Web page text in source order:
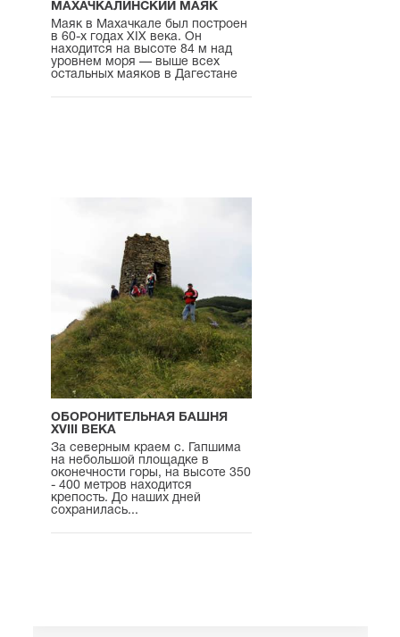
МАХАЧКАЛИНСКИЙ МАЯК
Маяк в Махачкале был построен
в 60-х годах XIX века. Он
находится на высоте 84 м над
уровнем моря — выше всех
остальных маяков в Дагестане
ОБОРОНИТЕЛЬНАЯ БАШНЯ
XVIII ВЕКА
За северным краем с. Гапшима
на небольшой площадке в
оконечности горы, на высоте 350
- 400 метров находится
крепость. До наших дней
сохранилась...